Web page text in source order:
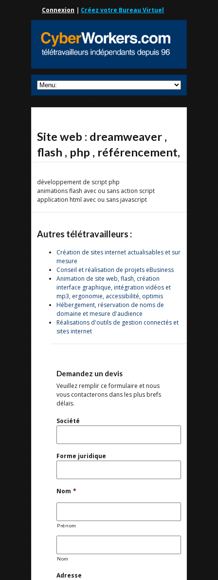
Connexion | Créez votre Bureau Virtuel
Site web : dreamweaver ,
flash , php , référencement,
développement de script php
animations flash avec ou sans action script
application html avec ou sans javascript
Autres télétravailleurs :
Création de sites internet actualisables et sur
mesure
Conseil et réalisation de projets eBusiness
Animation de site web, flash, création
interface graphique, intégration vidéos et
mp3, ergonomie, accessibilité, optimis
Hébergement, réservation de noms de
domaine et mesure d'audience
Réalisations d'outils de gestion connectés et
sites internet
Demandez un devis
Veuillez remplir ce formulaire et nous
vous contacterons dans les plus brefs
délais.
Société
Forme juridique
Nom *
Prénom
Nom
Adresse